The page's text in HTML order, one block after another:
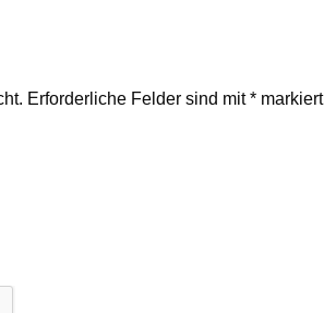
Erforderliche Felder sind mit* markiert